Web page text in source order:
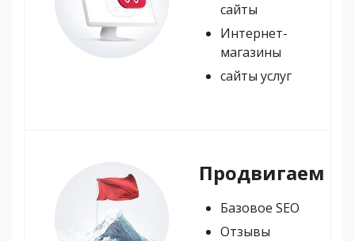
сайты
Интернет-
магазины
сайты услуг
Продвигаем
Базовое SEO
Отзывы